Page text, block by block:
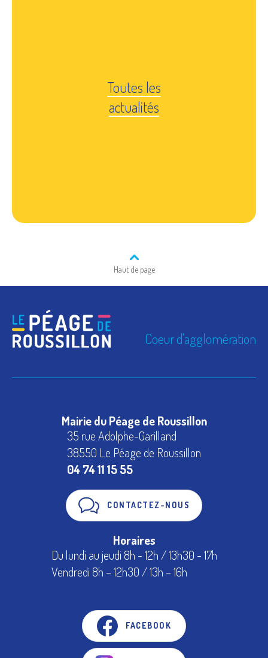
Toutes les
actualités
Haut de page
Coeur d'agglomération
Mairie du Péage de Roussillon
35 rue Adolphe-Garilland
38550 Le Péage de Roussillon
04 74 11 15 55
CONTACTEZ-NOUS
Horaires
Du lundi au jeudi 8h - 12h / 13h30 - 17h
Vendredi 8h – 12h30 / 13h – 16h
FACEBOOK